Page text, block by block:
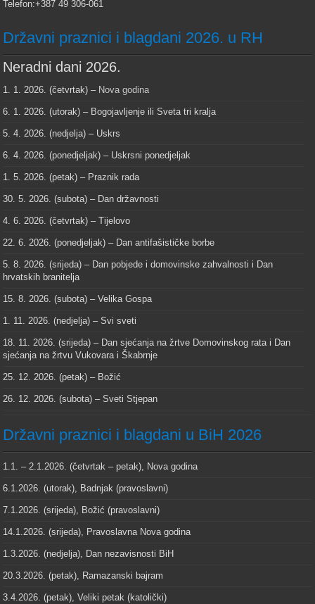
Telefon:+387 49 306-061
Državni praznici i blagdani 2026. u RH
Neradni dani 2026.
1. 1. 2026. (četvrtak) – Nova godina
6. 1. 2026. (utorak) – Bogojavljenje ili Sveta tri kralja
5. 4. 2026. (nedjelja) – Uskrs
6. 4. 2026. (ponedjeljak) – Uskrsni ponedjeljak
1. 5. 2026. (petak) – Praznik rada
30. 5. 2026. (subota) – Dan državnosti
4. 6. 2026. (četvrtak) – Tijelovo
22. 6. 2026. (ponedjeljak) – Dan antifašističke borbe
5. 8. 2026. (srijeda) – Dan pobjede i domovinske zahvalnosti i Dan
hrvatskih branitelja
15. 8. 2026. (subota) – Velika Gospa
1. 11. 2026. (nedjelja) – Svi sveti
18. 11. 2026. (srijeda) – Dan sjećanja na žrtve Domovinskog rata i Dan
sjećanja na žrtvu Vukovara i Škabrnje
25. 12. 2026. (petak) – Božić
26. 12. 2026. (subota) – Sveti Stjepan
Državni praznici i blagdani u BiH 2026
1.1. – 2.1.2026. (četvrtak – petak), Nova godina
6.1.2026. (utorak), Badnjak (pravoslavni)
7.1.2026. (srijeda), Božić (pravoslavni)
14.1.2026. (srijeda), Pravoslavna Nova godina
1.3.2026. (nedjelja), Dan nezavisnosti BiH
20.3.2026. (petak), Ramazanski bajram
3.4.2026. (petak), Veliki petak (katolički)